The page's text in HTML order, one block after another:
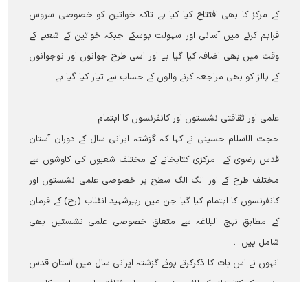
کے مرکز کا بھی افتتاح کیا کیا ہے تاکہ خواتین کو خصوصی سروس
فراہم کرنے میں آسانی اور سہولت ہوسکے جبکہ خواتین کے شعبے کے
وقت میں بھی اضافہ کیا گیا ہے اور اسی طرح جوانوں اور نوجوانوں
کے ہالز کو بھی مراجعہ کرنے والوں کے حساب سے تیار کیا گيا ہے
علمی اور ثقافتی نشستوں اور کانفرنسوں کا اہتمام
حجت الاسلام حسینی نے کہا کہ گزشتہ ایرانی سال کے دوران آستان
قدس رضوی کے مرکزی کتابخانے کے مختلف شعبوں کی کاوشوں سے
مختلف طرح کے اور الگ الگ سطح پر خصوصی علمی نشستوں اور
کانفرنسوں کا اہتمام کیا گیا جن مین رہبرشہید انقلاب (رح) کے فرمان
کے مطابق نہج البلاغہ سے متعلق خصوصی علمی نشستیں بھی
شامل ہیں ۔
انہوں نے اس بات کا ذکرکرتے ہوئے گزشتہ ایرانی سال میں آ‎ستان قدس